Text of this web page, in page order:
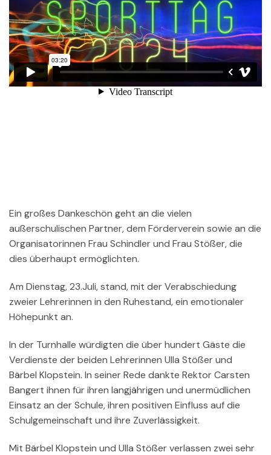
Ein großes Dankeschön geht an die vielen
außerschulischen Partner, dem Förderverein sowie an die
Organisatorinnen Frau Schindler und Frau Stößer, die
dies überhaupt ermöglichten.
Am Dienstag, 23.Juli, stand, mit der Verabschiedung
zweier Lehrerinnen in den Ruhestand, ein emotionaler
Höhepunkt an.
In der Turnhalle würdigten die über hundert Gäste die
Verdienste der beiden Lehrerinnen Ulla Stößer und
Bärbel Klopstein. In seiner Rede dankte Rektor Carsten
Bangert ihnen für ihren langjährigen und unermüdlichen
Einsatz an der Schule, ihren positiven Einfluss auf die
Schulgemeinschaft und ihre Zuverlässigkeit.
Mit Bärbel Klopstein und Ulla Stößer verlassen zwei sehr